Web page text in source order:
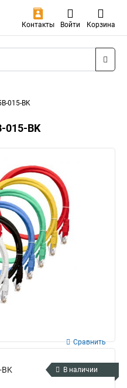
Контакты Войти Корзина
015-BK
015-BK
BK
Сравнить
В наличии